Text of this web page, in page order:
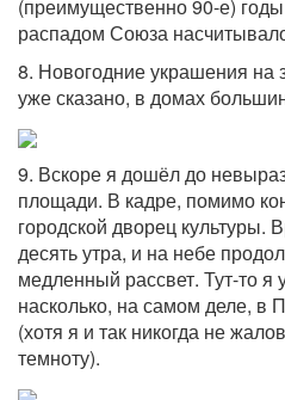
(преимущественно 90-е)
распадом Союза
8. Новогодние украшения на
уже сказано, в домах
9. Вскоре я дошёл до
площади. В кадре, помимо
городской дворец культуры.
десять утра, и на небе
медленный рассвет. Тут-то я
насколько, на самом деле, в
(хотя я и так никогда не
темноту).